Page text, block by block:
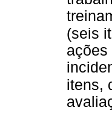
(seis
ações
itens,